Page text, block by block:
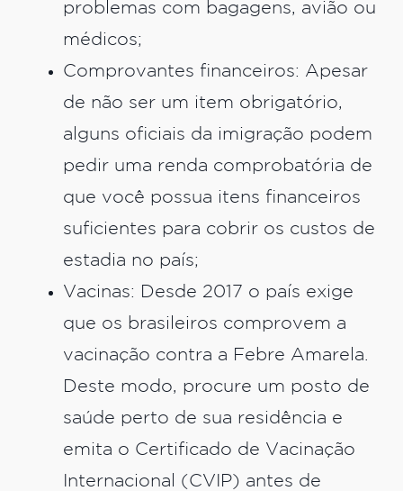
problemas com bagagens, avião ou
médicos;
Comprovantes financeiros: Apesar
de não ser um item obrigatório,
alguns oficiais da imigração podem
pedir uma renda comprobatória de
que você possua itens financeiros
suficientes para cobrir os custos de
estadia no país;
Vacinas: Desde 2017 o país exige
que os brasileiros comprovem a
vacinação contra a Febre Amarela.
Deste modo, procure um posto de
saúde perto de sua residência e
emita o Certificado de Vacinação
Internacional (CVIP) antes de